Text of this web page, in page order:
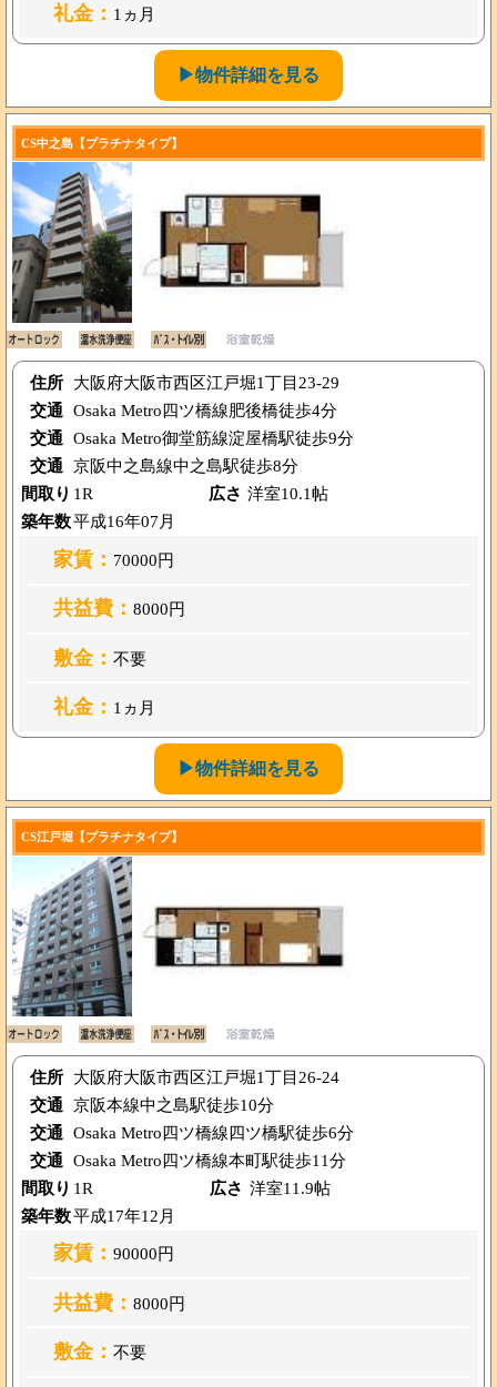
礼金： 1ヵ月
▶物件詳細を見る
CS中之島【プラチナタイプ】
住所
大阪府大阪市西区江戸堀1丁目23-29
交通 Osaka Metro四ツ橋線肥後橋徒歩4分
交通 Osaka Metro御堂筋線淀屋橋駅徒歩9分
交通 京阪中之島線中之島駅徒歩8分
間取り 1R 広さ 洋室10.1帖
築年数平成16年07月
家賃： 70000円
共益費： 8000円
敷金： 不要
礼金： 1ヵ月
▶物件詳細を見る
CS江戸堀【プラチナタイプ】
住所
大阪府大阪市西区江戸堀1丁目26-24
交通 京阪本線中之島駅徒歩10分
交通 Osaka Metro四ツ橋線四ツ橋駅徒歩6分
交通 Osaka Metro四ツ橋線本町駅徒歩11分
間取り 1R 広さ 洋室11.9帖
築年数平成17年12月
家賃： 90000円
共益費： 8000円
敷金： 不要